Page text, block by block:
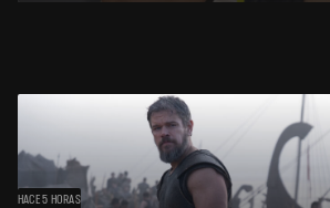
HACE 5 HORAS